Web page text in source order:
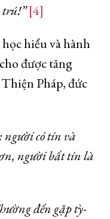
[4]
hiểu và hành
được tăng
Pháp, đức
người có tín và
người bất tín là
đến gặp tỳ-